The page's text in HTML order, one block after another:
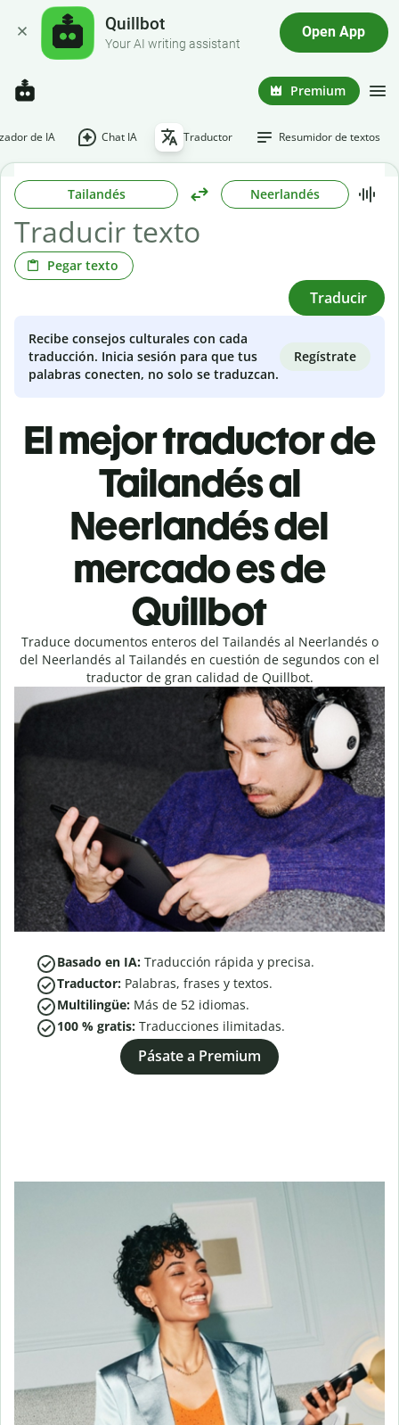
Quillbot
Your AI writing assistant
Open App
Premium
de IA Chat IA Traductor Resumidor de textos
Tailandés Neerlandés
Pegar texto
Traducir
Recibe consejos culturales con cada
traducción. Inicia sesión para que tus
palabras conecten, no solo se traduzcan.
Regístrate
El mejor traductor de
Tailandés al
Neerlandés del
mercado es de
Quillbot
Traduce documentos enteros del Tailandés al Neerlandés o
del Neerlandés al Tailandés en cuestión de segundos con el
traductor de gran calidad de Quillbot.
Basado en IA: Traducción rápida y precisa.
Traductor: Palabras, frases y textos.
Multilingüe: Más de 52 idiomas.
100 % gratis: Traducciones ilimitadas.
Pásate a Premium